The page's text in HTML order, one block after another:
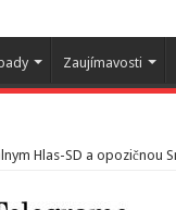
Zaujímavosti
Hlas-SD a opozičnou